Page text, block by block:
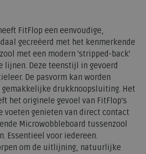
FitFlop een eenvoudige,
gecreëerd met het kenmerkende
met een modern 'stripped-back'
lijnen. Deze teenstijl in gevoerd
De pasvorm kan worden
gemakkelijke drukknoopsluiting. Het
het originele gevoel van FitFlop's
voeten genieten van direct contact
Microwobbleboard tussenzool
Essentieel voor iedereen.
om de uitlijning, natuurlijke